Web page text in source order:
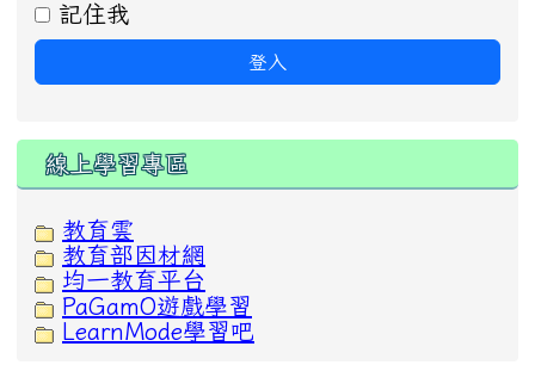
記住我
登入
線上學習專區
教育雲
教育部因材網
均一教育平台
PaGamO遊戲學習
LearnMode學習吧